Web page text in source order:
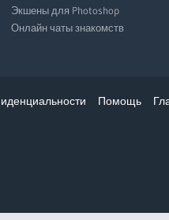
Экшены для Photoshop
Онлайн чаты знакомств
Помощь